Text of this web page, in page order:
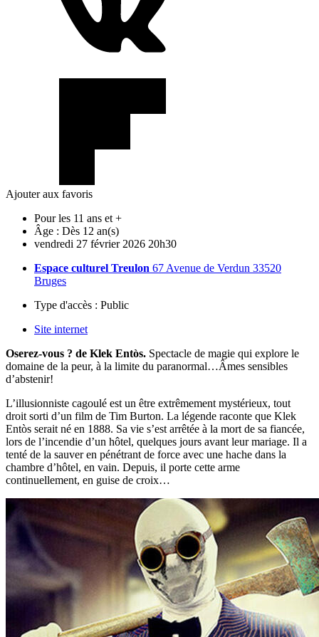
Ajouter aux favoris
Pour les 11 ans et +
Âge : Dès 12 an(s)
vendredi 27 février 2026 20h30
Espace culturel Treulon 67 Avenue de Verdun 33520
Bruges
Type d'accès : Public
Site internet
Oserez-vous ? de Klek Entòs. Spectacle de magie qui explore le
domaine de la peur, à la limite du paranormal…Âmes sensibles
d’abstenir!
L’illusionniste cagoulé est un être extrêmement mystérieux, tout
droit sorti d’un film de Tim Burton. La légende raconte que Klek
Entòs serait né en 1888. Sa vie s’est arrêtée à la mort de sa fiancée,
lors de l’incendie d’un hôtel, quelques jours avant leur mariage. Il a
tenté de la sauver en pénétrant de force avec une hache dans la
chambre d’hôtel, en vain. Depuis, il porte cette arme
continuellement, en guise de croix…